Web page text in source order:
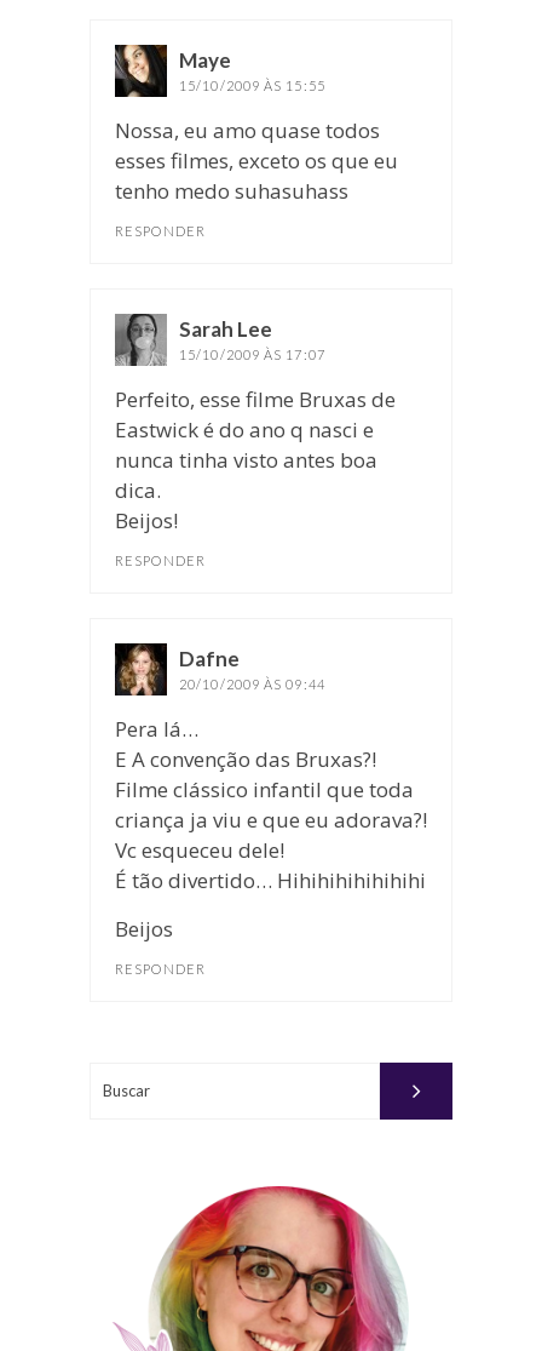
Maye
15/10/2009 ÀS 15:55
Nossa, eu amo quase todos
esses filmes, exceto os que eu
tenho medo suhasuhass
RESPONDER
Sarah Lee
15/10/2009 ÀS 17:07
Perfeito, esse filme Bruxas de
Eastwick é do ano q nasci e
nunca tinha visto antes boa
dica.
Beijos!
RESPONDER
Dafne
20/10/2009 ÀS 09:44
Pera lá…
E A convenção das Bruxas?!
Filme clássico infantil que toda
criança ja viu e que eu adorava?!
Vc esqueceu dele!
É tão divertido… Hihihihihihihihi
Beijos
RESPONDER